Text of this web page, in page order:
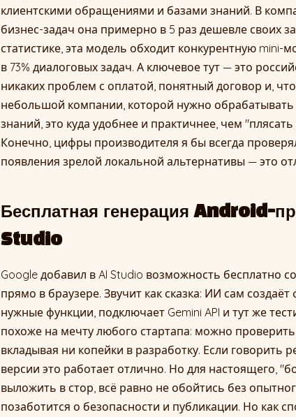
клиентскими обращениями и базами знаний. В
бизнес-задач она примерно в 5 раз дешевле своих
статистике, эта модель обходит конкурентную mini-
в 73% диалоговых задач. А ключевое тут — это
никаких проблем с оплатой, понятный договор и,
небольшой компании, которой нужно
знаний, это куда удобнее и практичнее, чем
Конечно, цифры производителя я бы всегда
появления зрелой локальной альтернативы — это
Бесплатная генерация Android-
Studio
Google добавил в AI Studio возможность бесплатно
прямо в браузере. Звучит как сказка: ИИ сам
нужные функции, подключает Gemini API и тут же
похоже на мечту любого стартапа: можно
вкладывая ни копейки в разработку. Если говорить
версии это работает отлично. Но для настоящего,
выложить в стор, всё равно не обойтись без
позаботится о безопасности и публикации. Но как